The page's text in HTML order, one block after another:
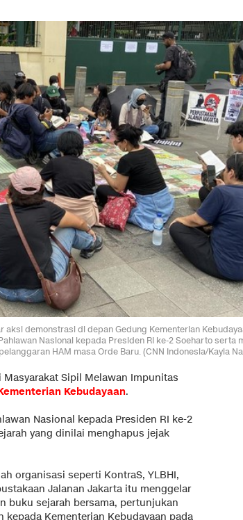
demonstrasi di depan Gedung Kementerian
Nasional kepada Presiden RI ke-2 Soeharto serta
HAM masa Orde Baru. (CNN Indonesia/Kayla
Masyarakat Sipil Melawan Impunitas
Kebudayaan.
Nasional kepada Presiden RI ke-2
yang dinilai menghapus jejak
organisasi seperti KontraS, YLBHI,
Jalanan Jakarta itu menggelar
buku sejarah bersama, pertunjukan
Kementerian Kebudayaan pada